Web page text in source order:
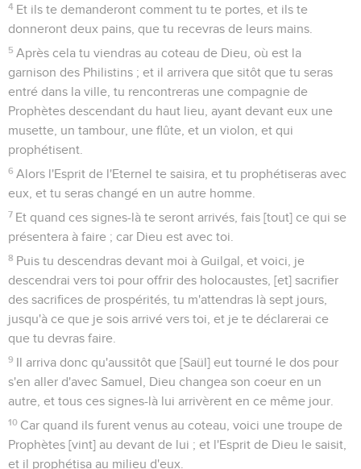
4 Et ils te demanderont comment tu te portes, et ils te
donneront deux pains, que tu recevras de leurs mains.
5 Après cela tu viendras au coteau de Dieu, où est la
garnison des Philistins ; et il arrivera que sitôt que tu seras
entré dans la ville, tu rencontreras une compagnie de
Prophètes descendant du haut lieu, ayant devant eux une
musette, un tambour, une flûte, et un violon, et qui
prophétisent.
6 Alors l'Esprit de l'Eternel te saisira, et tu prophétiseras avec
eux, et tu seras changé en un autre homme.
7 Et quand ces signes-là te seront arrivés, fais [tout] ce qui se
présentera à faire ; car Dieu est avec toi.
8 Puis tu descendras devant moi à Guilgal, et voici, je
descendrai vers toi pour offrir des holocaustes, [et] sacrifier
des sacrifices de prospérités, tu m'attendras là sept jours,
jusqu'à ce que je sois arrivé vers toi, et je te déclarerai ce
que tu devras faire.
9 Il arriva donc qu'aussitôt que [Saül] eut tourné le dos pour
s'en aller d'avec Samuel, Dieu changea son coeur en un
autre, et tous ces signes-là lui arrivèrent en ce même jour.
10 Car quand ils furent venus au coteau, voici une troupe de
Prophètes [vint] au devant de lui ; et l'Esprit de Dieu le saisit,
et il prophétisa au milieu d'eux.